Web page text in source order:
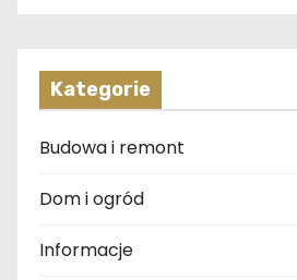
Kategorie
Budowa i remont
Dom i ogród
Informacje